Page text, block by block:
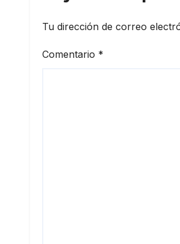
Tu dirección de correo
Comentario *